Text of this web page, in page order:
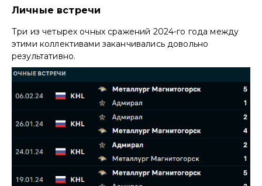
Личные встречи
Три из четырех очных сражений 2024-го года между
этими коллективами заканчивались довольно
результативно.